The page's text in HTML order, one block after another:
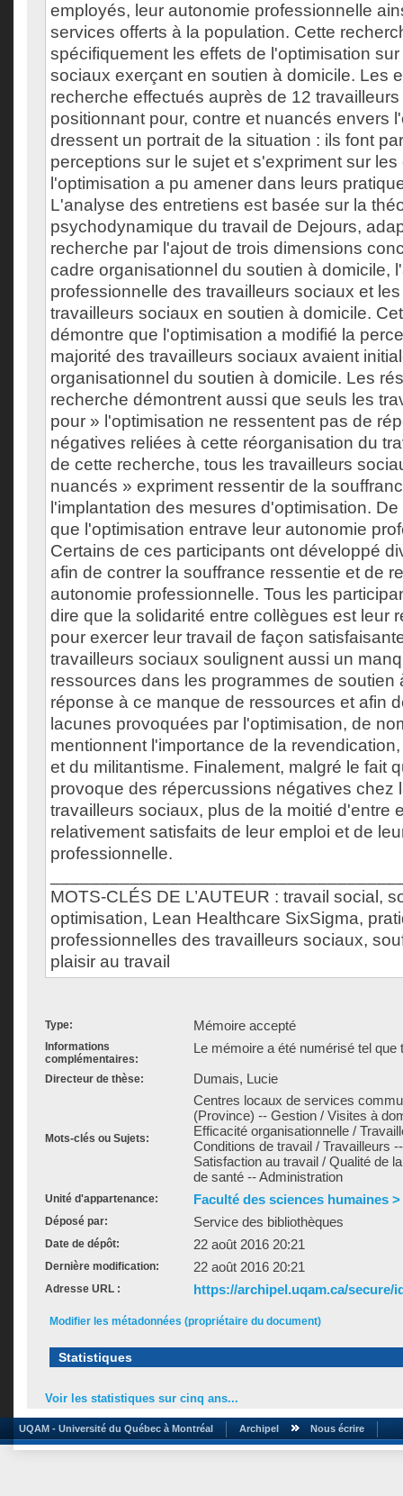
employés, leur autonomie professionnelle
services offerts à la population. Cette
spécifiquement les effets de l'optimisation
sociaux exerçant en soutien à domicile. Les
recherche effectués auprès de 12
positionnant pour, contre et nuancés envers
dressent un portrait de la situation : ils font
perceptions sur le sujet et s'expriment sur
l'optimisation a pu amener dans leurs
L'analyse des entretiens est basée sur la
psychodynamique du travail de Dejours,
recherche par l'ajout de trois dimensions
cadre organisationnel du soutien à domicile,
professionnelle des travailleurs sociaux et
travailleurs sociaux en soutien à domicile.
démontre que l'optimisation a modifié la
majorité des travailleurs sociaux avaient
organisationnel du soutien à domicile. Les
recherche démontrent aussi que seuls les
pour » l'optimisation ne ressentent pas de
négatives reliées à cette réorganisation du
de cette recherche, tous les travailleurs
nuancés » expriment ressentir de la
l'implantation des mesures d'optimisation.
que l'optimisation entrave leur autonomie
Certains de ces participants ont développé
afin de contrer la souffrance ressentie et de
autonomie professionnelle. Tous les
dire que la solidarité entre collègues est leur
pour exercer leur travail de façon
travailleurs sociaux soulignent aussi un
ressources dans les programmes de soutien
réponse à ce manque de ressources et afin
lacunes provoquées par l'optimisation, de
mentionnent l'importance de la
et du militantisme. Finalement, malgré le fait
provoque des répercussions négatives chez
travailleurs sociaux, plus de la moitié d'entre
relativement satisfaits de leur emploi et de
professionnelle.
MOTS-CLÉS DE L’AUTEUR : travail social,
optimisation, Lean Healthcare SixSigma,
professionnelles des travailleurs sociaux,
plaisir au travail
Type: Mémoire accepté
Informations
complémentaires:
Le mémoire a été numérisé tel que
Directeur de thèse: Dumais, Lucie
Mots-clés ou Sujets:
Centres locaux de services
(Province) -- Gestion / Visites à
Efficacité organisationnelle /
Conditions de travail / Travailleurs
Satisfaction au travail / Qualité de
de santé -- Administration
Unité d'appartenance: Faculté des sciences humaines
Déposé par: Service des bibliothèques
Date de dépôt: 22 août 2016 20:21
Dernière modification: 22 août 2016 20:21
Adresse URL : https://archipel.uqam.ca/secure/
Modifier les métadonnées (propriétaire du document)
Statistiques
Voir les statistiques sur cinq ans...
UQAM - Université du Québec à Montréal Archipel Nous écrire